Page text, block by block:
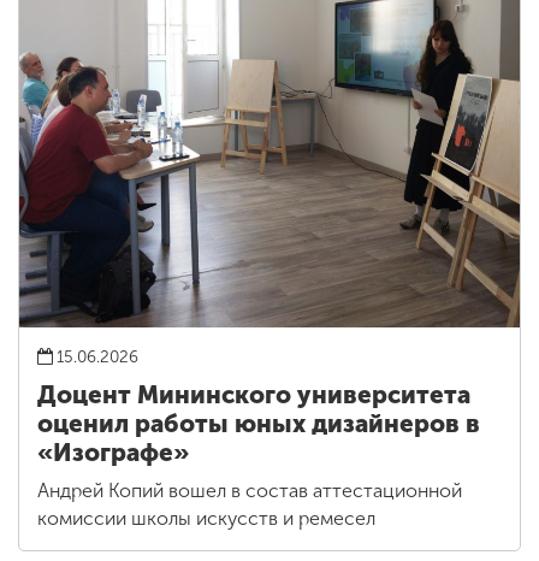
15.06.2026
Доцент Мининского университета
оценил работы юных дизайнеров в
«Изографе»
Андрей Копий вошел в состав аттестационной
комиссии школы искусств и ремесел